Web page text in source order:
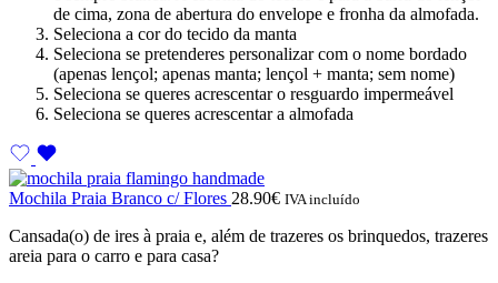
de cima, zona de abertura do envelope e fronha da almofada.
Seleciona a cor do tecido da manta
Seleciona se pretenderes personalizar com o nome bordado
(apenas lençol; apenas manta; lençol + manta; sem nome)
Seleciona se queres acrescentar o resguardo impermeável
Seleciona se queres acrescentar a almofada
Mochila Praia Branco c/ Flores 28.90€ IVA incluído
Cansada(o) de ires à praia e, além de trazeres os brinquedos, trazeres
areia para o carro e para casa?